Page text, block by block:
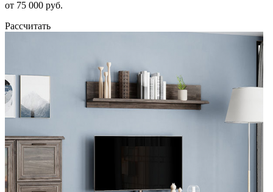
от 75 000 руб.
Рассчитать